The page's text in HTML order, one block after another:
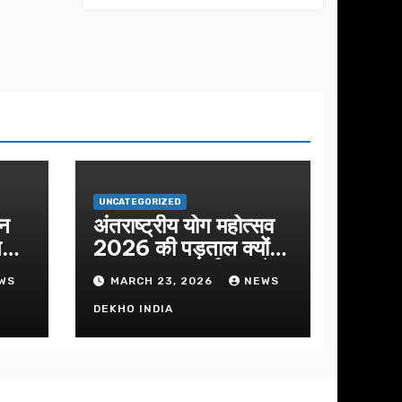
UNCATEGORIZED
अंतराष्ट्रीय योग महोत्सव
2026 की पड़ताल क्यों
हुआ इस बार कार्यक्रम में
निखार
MARCH 23, 2026 NEWS
DEKHO INDIA